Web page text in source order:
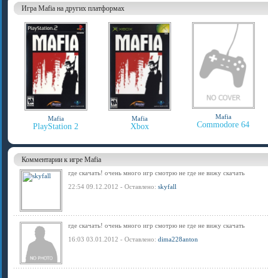
Игра Mafia на других платформах
Mafia
PlayStation 2
Mafia
Xbox
Mafia
Commodore 64
Комментарии к игре Mafia
где скачать! очень много игр смотрю не где не вижу скачать
22:54 09.12.2012 - Оставлено: skyfall
где скачать! очень много игр смотрю не где не вижу скачать
16:03 03.01.2012 - Оставлено: dima228anton